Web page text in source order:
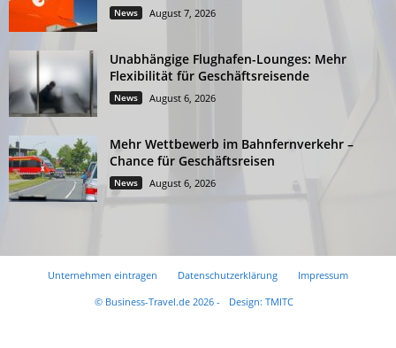
News August 7, 2026
Unabhängige Flughafen-Lounges: Mehr
Flexibilität für Geschäftsreisende
News August 6, 2026
Mehr Wettbewerb im Bahnfernverkehr –
Chance für Geschäftsreisen
News August 6, 2026
Unternehmen eintragen Datenschutzerklärung
Impressum
© Business-Travel.de 2026 -
Design: TMITC